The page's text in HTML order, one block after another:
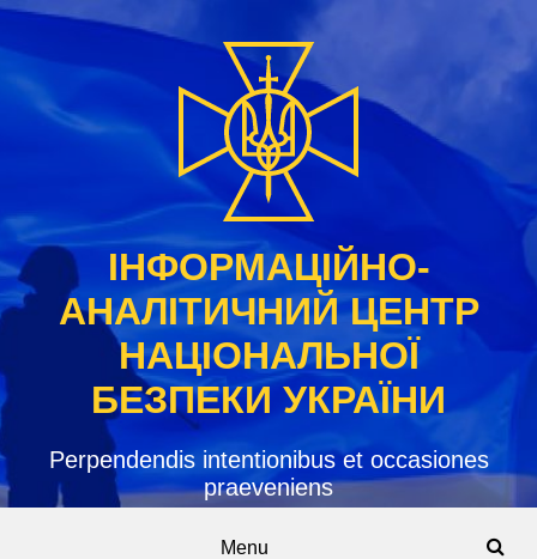
Skip
content
ІНФОРМАЦІЙНО-
АНАЛІТИЧНИЙ ЦЕНТР
НАЦІОНАЛЬНОЇ
БЕЗПЕКИ УКРАЇНИ
Perpendendis intentionibus et occasiones
praeveniens
Menu